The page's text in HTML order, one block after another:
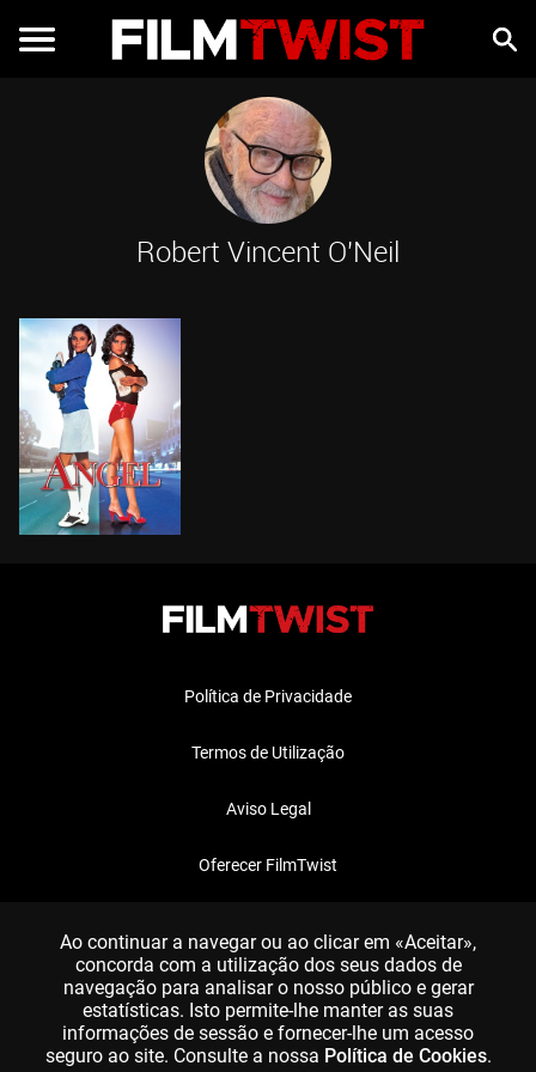
Robert Vincent O'Neil
Política de Privacidade
Termos de Utilização
Aviso Legal
Oferecer FilmTwist
Ao continuar a navegar ou ao clicar em «Aceitar»,
concorda com a utilização dos seus dados de
navegação para analisar o nosso público e gerar
estatísticas. Isto permite-lhe manter as suas
informações de sessão e fornecer-lhe um acesso
seguro ao site. Consulte a nossa Política de Cookies.